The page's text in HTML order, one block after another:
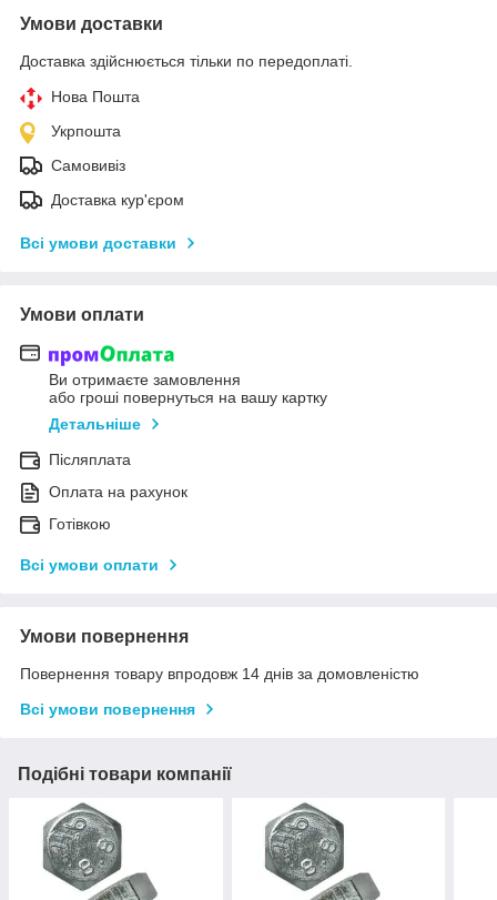
Умови доставки
Доставка здійснюється тільки по передоплаті.
Нова Пошта
Укрпошта
Самовивіз
Доставка кур'єром
Всі умови доставки
Умови оплати
Ви отримаєте замовлення
або гроші повернуться на вашу картку
Детальніше
Післяплата
Оплата на рахунок
Готівкою
Всі умови оплати
Умови повернення
Повернення товару впродовж 14 днів за домовленістю
Всі умови повернення
Подібні товари компанії